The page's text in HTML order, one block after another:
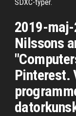
SDXC-typer.
2019-
Nilssons
Pinterest.